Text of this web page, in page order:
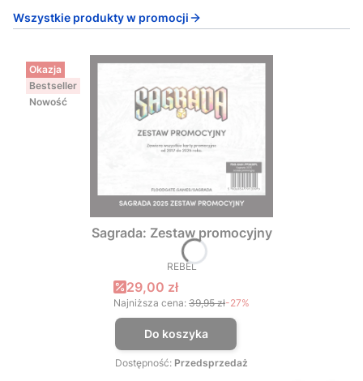
Wszystkie produkty w promocji
Okazja
Bestseller
Nowość
Sagrada: Zestaw promocyjny
PRODUCENT
REBEL
Cena promocyjna
29,00 zł
Najniższa cena: 39,95 zł-27%
Do koszyka
Dostępność: Przedsprzedaż